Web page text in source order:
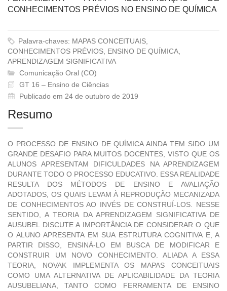
CONHECIMENTOS PRÉVIOS NO ENSINO DE QUÍMICA
Palavra-chaves: MAPAS CONCEITUAIS,
CONHECIMENTOS PRÉVIOS, ENSINO DE QUÍMICA,
APRENDIZAGEM SIGNIFICATIVA
Comunicação Oral (CO)
GT 16 – Ensino de Ciências
Publicado em 24 de outubro de 2019
Resumo
O PROCESSO DE ENSINO DE QUÍMICA AINDA TEM SIDO UM
GRANDE DESAFIO PARA MUITOS DOCENTES, VISTO QUE OS
ALUNOS APRESENTAM DIFICULDADES NA APRENDIZAGEM
DURANTE TODO O PROCESSO EDUCATIVO. ESSA REALIDADE
RESULTA DOS MÉTODOS DE ENSINO E AVALIAÇÃO
ADOTADOS, OS QUAIS LEVAM À REPRODUÇÃO MECANIZADA
DE CONHECIMENTOS AO INVÉS DE CONSTRUÍ-LOS. NESSE
SENTIDO, A TEORIA DA APRENDIZAGEM SIGNIFICATIVA DE
AUSUBEL DISCUTE A IMPORTÂNCIA DE CONSIDERAR O QUE
O ALUNO APRESENTA EM SUA ESTRUTURA COGNITIVA E, A
PARTIR DISSO, ENSINÁ-LO EM BUSCA DE MODIFICAR E
CONSTRUIR UM NOVO CONHECIMENTO. ALIADA A ESSA
TEORIA, NOVAK IMPLEMENTA OS MAPAS CONCEITUAIS
COMO UMA ALTERNATIVA DE APLICABILIDADE DA TEORIA
AUSUBELIANA, TANTO COMO FERRAMENTA DE ENSINO